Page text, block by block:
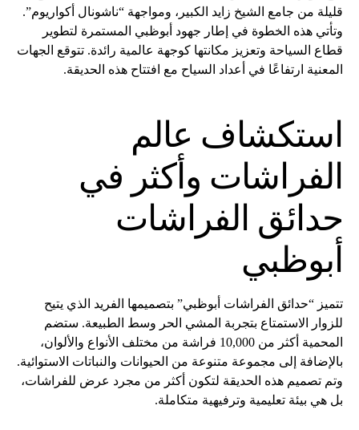
قليلة من جامع الشيخ زايد الكبير، ومواجهة “ناشونال أكواريوم”.
وتأتي هذه الخطوة في إطار جهود أبوظبي المستمرة لتطوير
قطاع السياحة وتعزيز مكانتها كوجهة عالمية رائدة. تتوقع الجهات
المعنية ارتفاعًا في أعداد السياح مع افتتاح هذه الحديقة.
استكشاف عالم
الفراشات وأكثر في
حدائق الفراشات
أبوظبي
تتميز “حدائق الفراشات أبوظبي” بتصميمها الفريد الذي يتيح
للزوار الاستمتاع بتجربة المشي الحر وسط الطبيعة. ستضم
المحمية أكثر من 10,000 فراشة من مختلف الأنواع والألوان،
بالإضافة إلى مجموعة متنوعة من الحيوانات والنباتات الاستوائية.
وتم تصميم هذه الحديقة لتكون أكثر من مجرد عرض للفراشات،
بل هي بيئة تعليمية وترفيهية متكاملة.